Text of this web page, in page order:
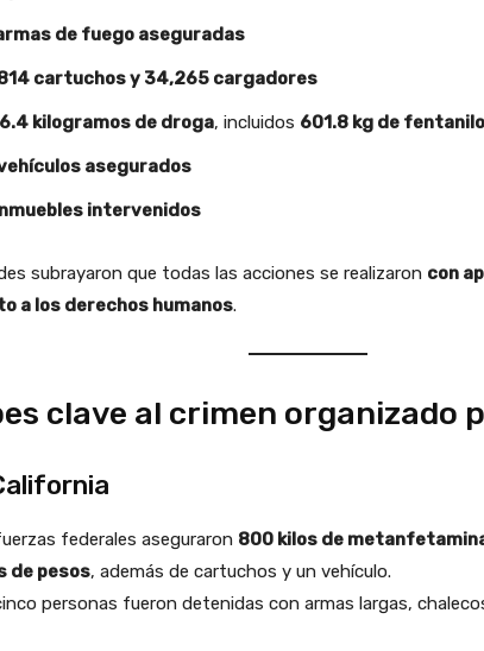
de fuego aseguradas
cartuchos y 34,265 cargadores
kilogramos de droga, incluidos 601.8 kg de fentanilo
asegurados
intervenidos
subrayaron que todas las acciones se realizaron con
a los derechos humanos.
clave al crimen organizado
federales aseguraron 800 kilos de
de pesos, además de cartuchos y un vehículo.
personas fueron detenidas con armas largas,